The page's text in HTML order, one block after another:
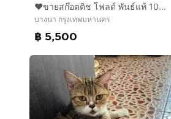
❤️ขายสก๊อตติช โฟลด์ พันธ์แท้ 100%
บางนา กรุงเทพมหานคร
฿ 5,500